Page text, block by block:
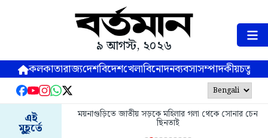
৯ আগস্ট, ২০২৬
কলকাতারাজ্যদেশবিদেশখেলাবিনোদনব্যবসাসম্পাদকীয়
এই
মুহূর্তে
ময়নাগুড়িতে জাতীয় সড়কে মহিলার গলা থেকে সোনার চেন
ছিনতাই